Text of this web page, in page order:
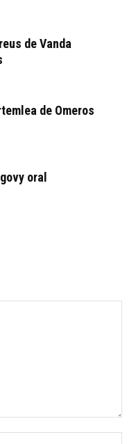
de Vanda
de Omeros
oral